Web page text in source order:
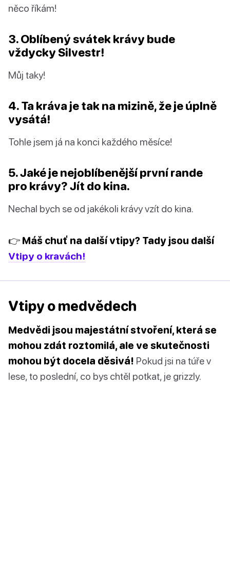
něco říkám!
3. Oblíbený svátek krávy bude
vždycky Silvestr!
Můj taky!
4. Ta kráva je tak na mizině, že je úplně
vysátá!
Tohle jsem já na konci každého měsíce!
5. Jaké je nejoblíbenější první rande
pro krávy? Jít do kina.
Nechal bych se od jakékoli krávy vzít do kina.
👉 Máš chuť na další vtipy? Tady jsou další
Vtipy o kravách!
Vtipy o medvědech
Medvědi jsou majestátní stvoření, která se
mohou zdát roztomilá, ale ve skutečnosti
mohou být docela děsivá! Pokud jsi na túře v
lese, to poslední, co bys chtěl potkat, je grizzly.